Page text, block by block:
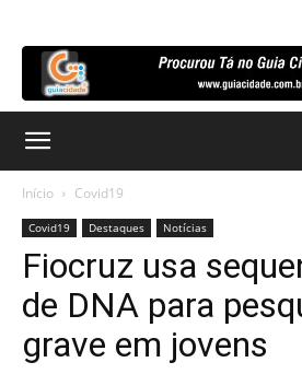
Início Covid19
Covid19 Destaques Notícias
Fiocruz usa
de DNA para
grave em jovens